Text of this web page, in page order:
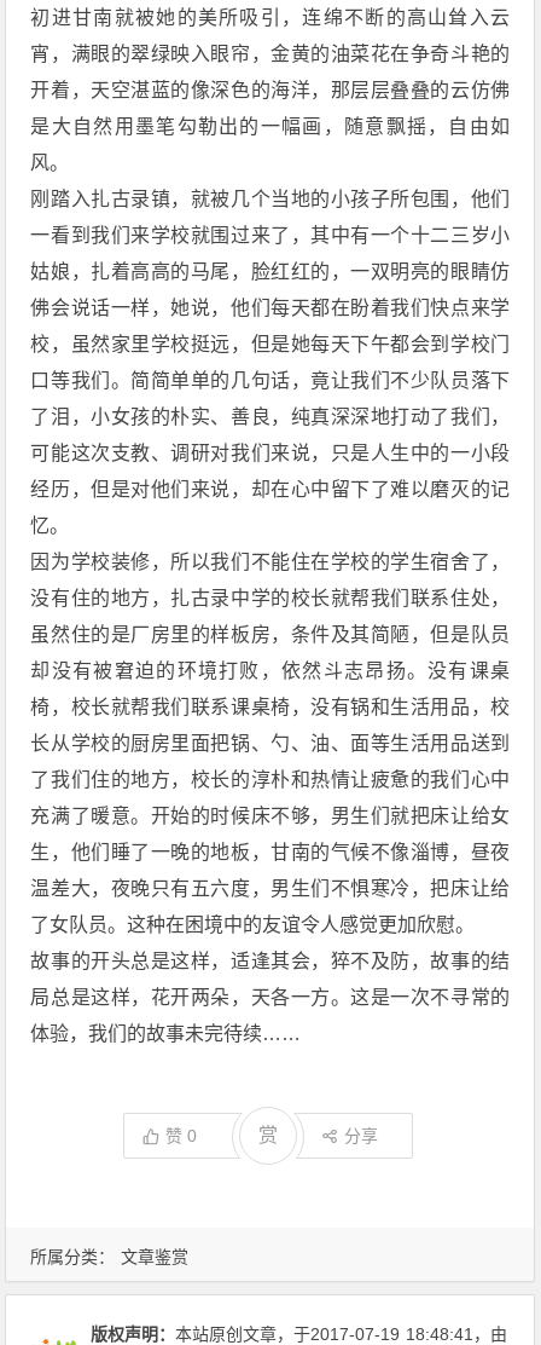
所属分类： 文章鉴赏
初进甘南就被她的美所吸引，连绵不断的高山耸入云
宵，满眼的翠绿映入眼帘，金黄的油菜花在争奇斗艳的
开着，天空湛蓝的像深色的海洋，那层层叠叠的云仿佛
是大自然用墨笔勾勒出的一幅画，随意飘摇，自由如
风。
刚踏入扎古录镇，就被几个当地的小孩子所包围，他们
一看到我们来学校就围过来了，其中有一个十二三岁小
姑娘，扎着高高的马尾，脸红红的，一双明亮的眼睛仿
佛会说话一样，她说，他们每天都在盼着我们快点来学
校，虽然家里学校挺远，但是她每天下午都会到学校门
口等我们。简简单单的几句话，竟让我们不少队员落下
了泪，小女孩的朴实、善良，纯真深深地打动了我们，
可能这次支教、调研对我们来说，只是人生中的一小段
经历，但是对他们来说，却在心中留下了难以磨灭的记
忆。
因为学校装修，所以我们不能住在学校的学生宿舍了，
没有住的地方，扎古录中学的校长就帮我们联系住处，
虽然住的是厂房里的样板房，条件及其简陋，但是队员
却没有被窘迫的环境打败，依然斗志昂扬。没有课桌
椅，校长就帮我们联系课桌椅，没有锅和生活用品，校
长从学校的厨房里面把锅、勺、油、面等生活用品送到
了我们住的地方，校长的淳朴和热情让疲惫的我们心中
充满了暖意。开始的时候床不够，男生们就把床让给女
生，他们睡了一晚的地板，甘南的气候不像淄博，昼夜
温差大，夜晚只有五六度，男生们不惧寒冷，把床让给
了女队员。这种在困境中的友谊令人感觉更加欣慰。
故事的开头总是这样，适逢其会，猝不及防，故事的结
局总是这样，花开两朵，天各一方。这是一次不寻常的
体验，我们的故事未完待续……
赞0 赏 分享
版权声明：本站原创文章，于2017-07-19 18:48:41 ，由